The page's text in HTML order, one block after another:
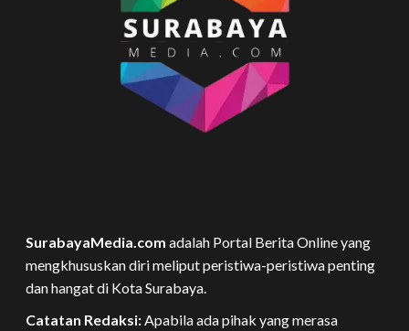
SurabayaMedia.com adalah Portal Berita Online yang
mengkhususkan diri meliput peristiwa-peristiwa penting
dan hangat di Kota Surabaya.
Catatan Redaksi:Apabila ada pihak yang merasa